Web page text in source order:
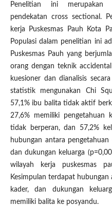
Penelitian ini merupakan
pendekatan cross sectional.
kerja Puskesmas Pauh Kota
Populasi dalam penelitian ini
Puskesmas Pauh yang
orang dengan teknik
kuesioner dan dianalisis
statistik mengunakan Chi
57,1% ibu balita tidak aktif
27,6% memiliki pengetahuan
tidak berperan, dan 57,2%
hubungan antara
dan dukungan keluarga
wilayah kerja puskesmas
Kesimpulan terdapat
kader, dan dukungan
memiliki balita ke posyandu.